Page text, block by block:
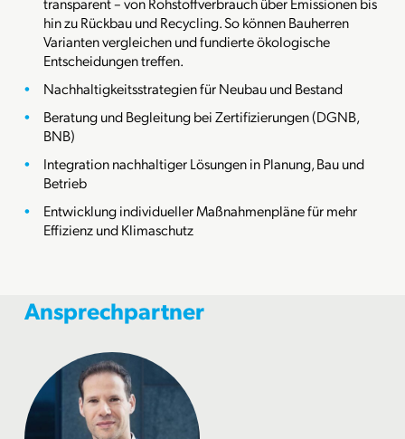
hin zu Rückbau und Recycling. So können Bauherren
Varianten vergleichen und fundierte ökologische
Entscheidungen treffen.
Nachhaltigkeitsstrategien für Neubau und Bestand
Beratung und Begleitung bei Zertifizierungen (DGNB,
BNB)
Integration nachhaltiger Lösungen in Planung, Bau und
Betrieb
Entwicklung individueller Maßnahmenpläne für mehr
Effizienz und Klimaschutz
Ansprechpartner